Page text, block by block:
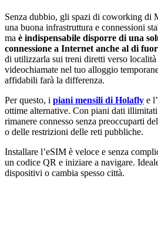
Senza dubbio, gli spazi di coworking di
una buona infrastruttura e connessioni
ma è indispensabile disporre di una
connessione a Internet anche al di
di utilizzarla sui treni diretti verso
videochiamate nel tuo alloggio
affidabili farà la differenza.
Per questo, i piani mensili di Holafly e l’
ottime alternative. Con piani dati
rimanere connesso senza preoccuparti
o delle restrizioni delle reti pubbliche.
Installare l’eSIM è veloce e senza
un codice QR e iniziare a navigare.
dispositivi o cambia spesso città.